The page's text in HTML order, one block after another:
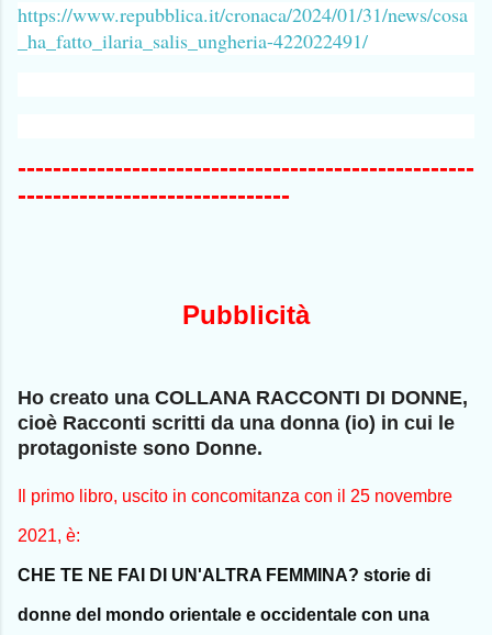
https://www.repubblica.it/cronaca/2024/01/31/news/cosa
_ha_fatto_ilaria_salis_ungheria-422022491/
----------------------------------------------------
-------------------------------
Pubblicità
Ho creato una COLLANA RACCONTI DI DONNE,
cioè Racconti scritti da una donna (io) in cui le
protagoniste sono Donne.
Il primo libro, uscito in concomitanza con il 25 novembre
2021, è:
CHE TE NE FAI DI UN'ALTRA FEMMINA? storie di
donne del mondo orientale e occidentale con una